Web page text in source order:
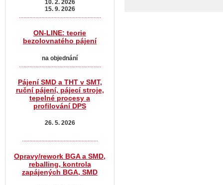
10. 2. 2026
15. 9. 2026
.......................................................
ON-LINE: teorie
bezolovnatého pájení
na objednání
Pájení SMD a THT v SMT,
ruční pájení, pájecí stroje,
tepelné procesy a
profilování DPS
26. 5. 2026
...................................................
Opravy/rework BGA a SMD,
reballing, kontrola
zapájených BGA, SMD